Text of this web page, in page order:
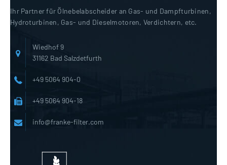
Ihr Partner für Ölnebelabscheider an Gas- und Dampfturbinen,
Hydroturbinen, Gas- und Dieselmotoren, Verdichtern, etc.
Wiedhof 9
31162 Bad Salzdetfurth
+49 5064 904-0
+49 5064 904-18
info@franke-filter.com